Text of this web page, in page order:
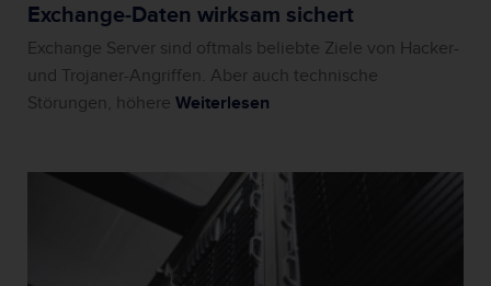
Exchange-Daten wirksam sichert
Exchange Server sind oftmals beliebte Ziele von Hacker-
und Trojaner-Angriffen. Aber auch technische
Störungen, höhere Weiterlesen